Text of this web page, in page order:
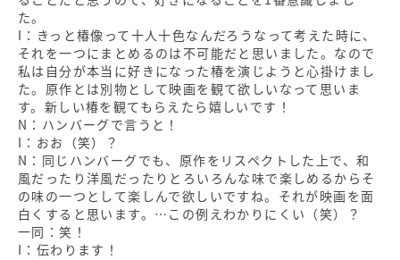
た。
I：きっと椿像って十人十色なんだろうなって考えた時に、
それを一つにまとめるのは不可能だと思いました。なので
私は自分が本当に好きになった椿を演じようと心掛けまし
た。原作とは別物として映画を観て欲しいなって思いま
す。新しい椿を観てもらえたら嬉しいです！
N：ハンバーグで言うと！
I：おお（笑）？
N：同じハンバーグでも、原作をリスペクトした上で、和
風だったり洋風だったりとろいろんな味で楽しめるからそ
の味の一つとして楽しんで欲しいですね。それが映画を面
白くすると思います。…この例えわかりにくい（笑）？
一同：笑！
I：伝わります！